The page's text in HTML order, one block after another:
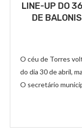
LINE-UP DO
DE
O céu de Torres
do dia 30 de abril,
O secretário